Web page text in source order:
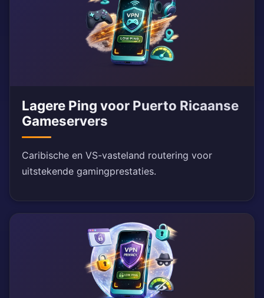
Lagere Ping voor Puerto Ricaanse
Gameservers
Caribische en VS-vasteland routering voor
uitstekende gamingprestaties.